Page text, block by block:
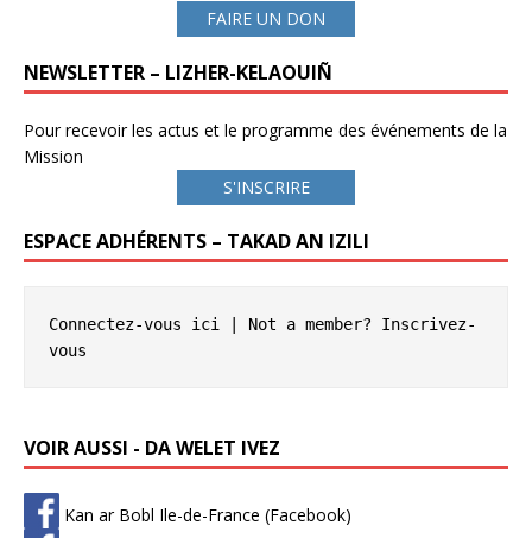
FAIRE UN DON
NEWSLETTER – LIZHER-KELAOUIÑ
Pour recevoir les actus et le programme des événements de la
Mission
S'INSCRIRE
ESPACE ADHÉRENTS – TAKAD AN IZILI
Connectez-vous ici | Not a member? Inscrivez-
vous
VOIR AUSSI - DA WELET IVEZ
Kan ar Bobl Ile-de-France (Facebook)